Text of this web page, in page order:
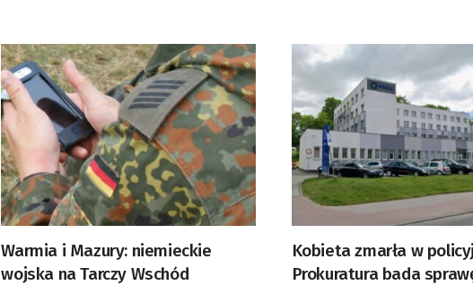
Warmia i Mazury: niemieckie
wojska na Tarczy Wschód
Kobieta zmarła w
Prokuratura bada